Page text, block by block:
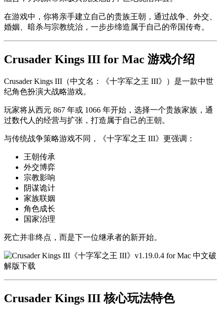
在游戏中，你将亲手建立自己的贵族王朝，通过战争、外交、
婚姻、暗杀与宗教统治，一步步缔造属于自己的帝国传奇。
Crusader Kings III for Mac 游戏介绍
Crusader Kings III （中文名：《十字军之王 III》）是一款中世
纪角色扮演大战略游戏。
玩家将从西元 867 年或 1066 年开始，选择一个贵族家族，通
过数代人的经营与扩张，打造属于自己的王朝。
与传统战争策略游戏不同，《十字军之王 III》更强调：
王朝传承
外交博弈
宗教影响
阴谋诡计
家族联姻
角色成长
国家治理
死亡并非终点，而是下一位继承者的新开始。
Crusader Kings III 核心玩法特色